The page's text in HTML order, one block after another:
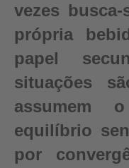
vezes
própria
papel
situações
assumem
equilíbrio
por